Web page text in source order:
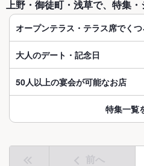
上野・御徒町・浅草で、特集
オープンテラス・テラス席でく
大人のデート・記念日
50人以上の宴会が可能なお店
特集一覧
前へ